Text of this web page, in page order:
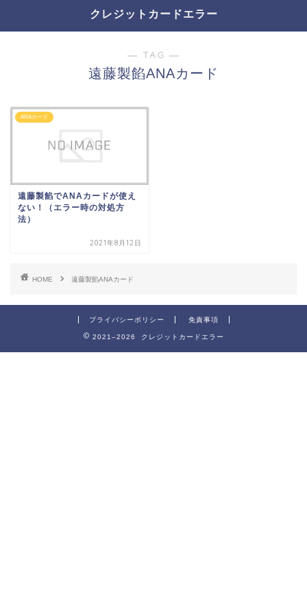
クレジットカードエラー
― TAG ―
遠藤製餡ANAカード
ANAカード
遠藤製餡でANAカードが使え
ない！（エラー時の対処方
法）
2021年8月12日
HOME 遠藤製餡ANAカード
プライバシーポリシー 免責事項
2021–2026 クレジットカードエラー